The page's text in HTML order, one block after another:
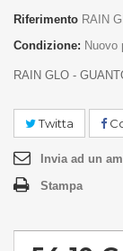
Riferimento RAIN
Condizione: Nuovo
RAIN GLO -
Twitta
Invia ad un
Stampa